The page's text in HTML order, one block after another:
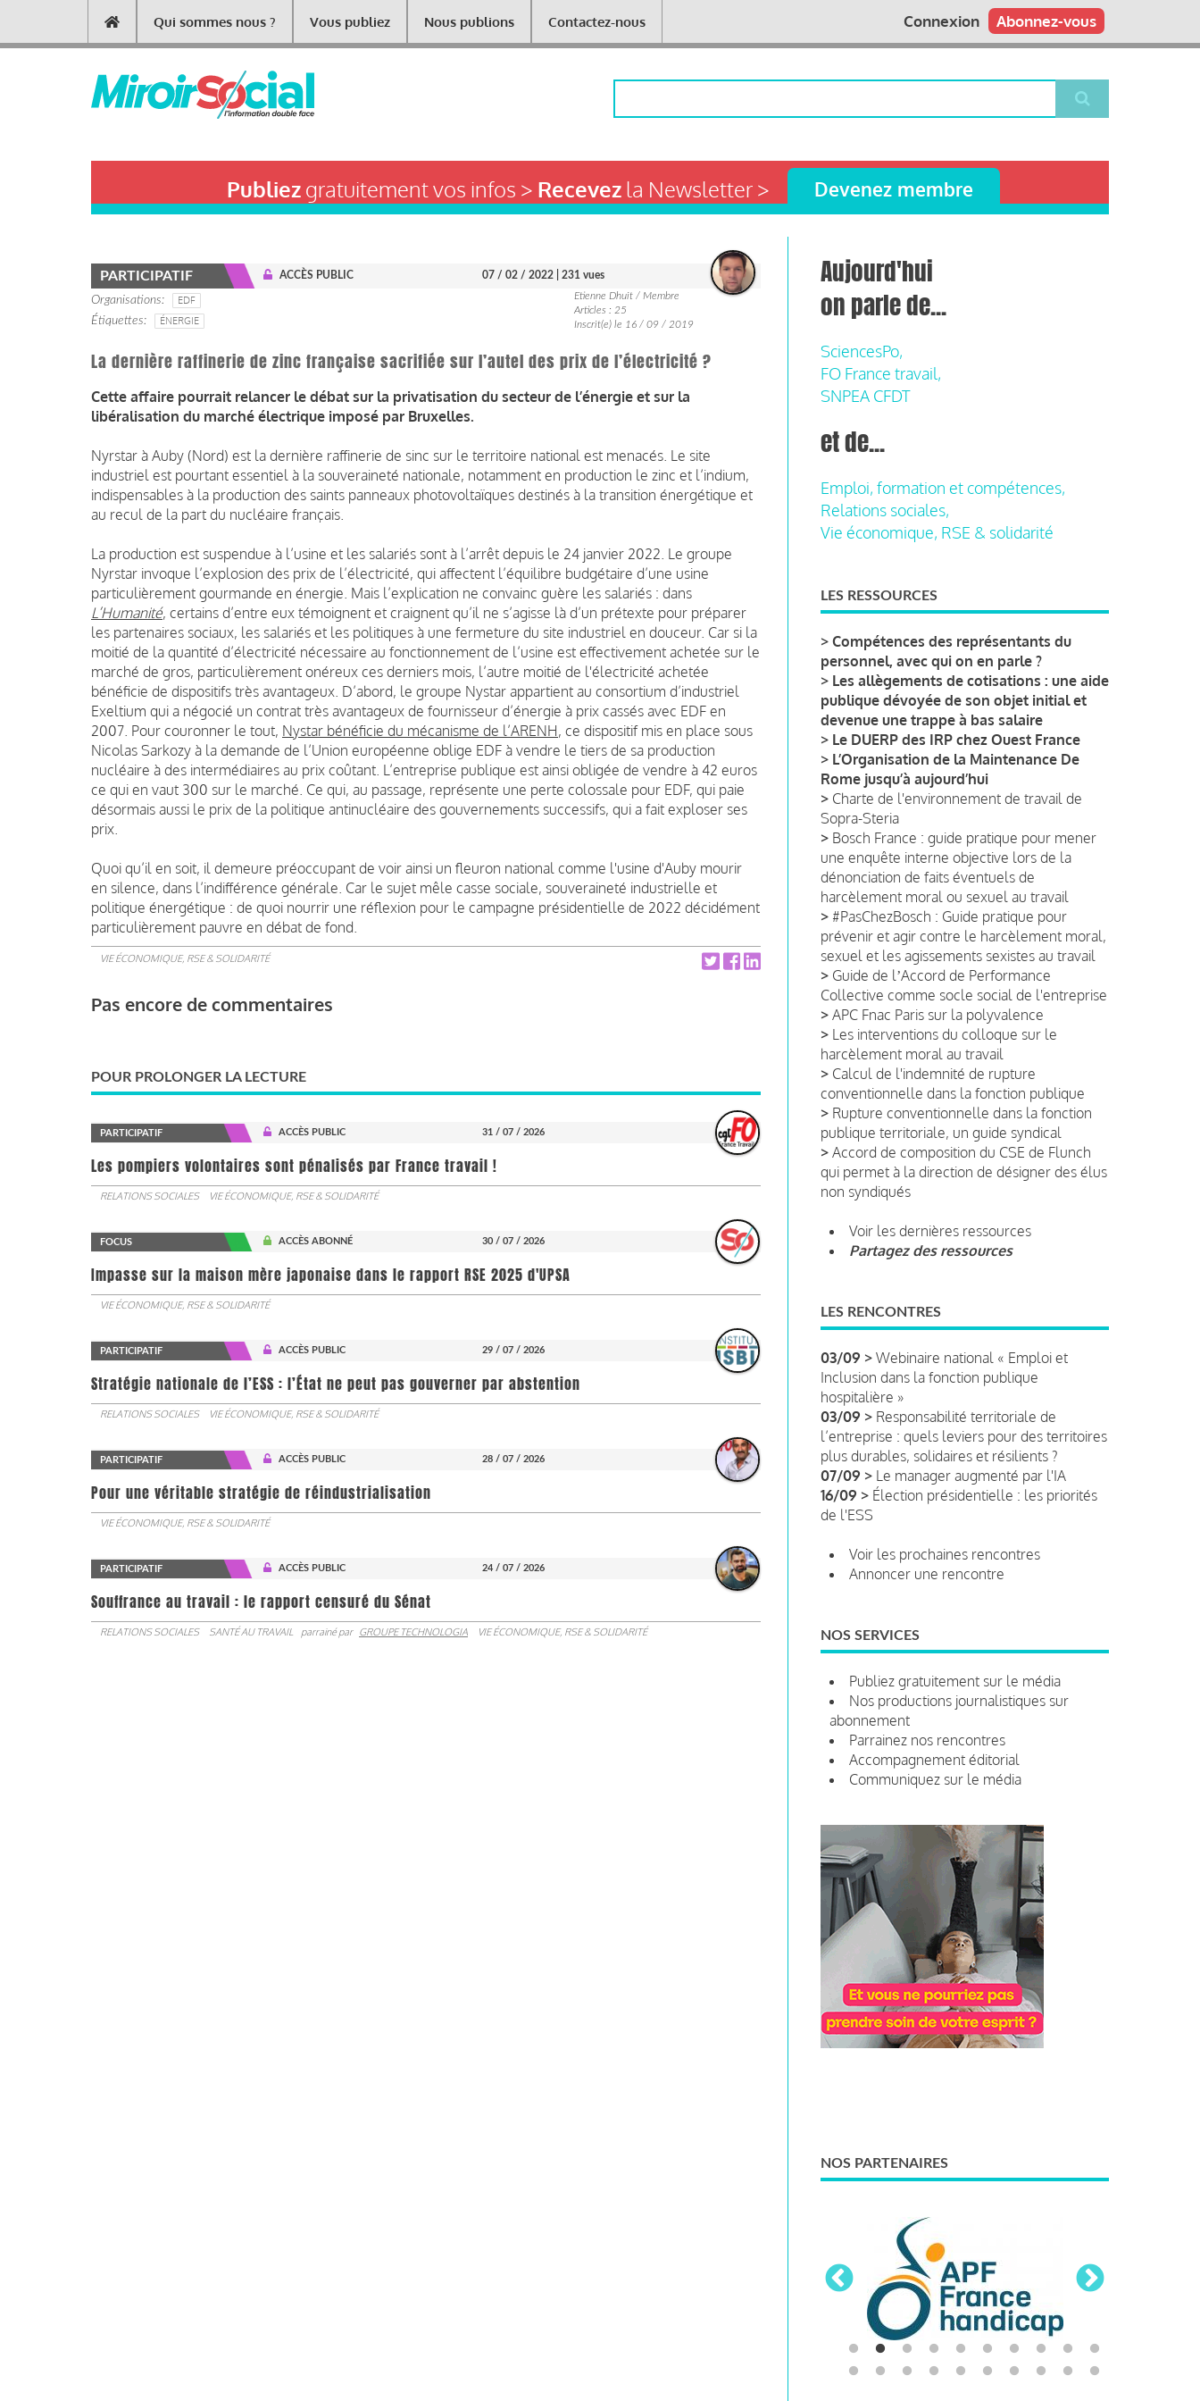
contenu
Main
navigation
Qui sommes nous ? Vous publiez Nous publions Contactez-nous Abonnez-vous
Connexion
Publiezgratuitement vos infos > Recevezla Newsletter > Devenez membre
PARTICIPATIF ACCÈS PUBLIC 07 / 02 / 2022 | 231 vues
Organisations
EDF
Étiquettes
ÉNERGIE
Etienne Dhuit / Membre
Articles : 25
Inscrit(e) le 16 / 09 / 2019
La dernière raffinerie de zinc française sacrifiée sur l’autel des prix de l’électricité ?
Cette affaire pourrait relancer le débat sur la privatisation du secteur de l’énergie et sur la
libéralisation du marché électrique imposé par Bruxelles.
Nyrstar à Auby (Nord) est la dernière raffinerie de sinc sur le territoire national est menacés. Le site
industriel est pourtant essentiel à la souveraineté nationale, notamment en production le zinc et l’indium,
indispensables à la production des saints panneaux photovoltaïques destinés à la transition énergétique et
au recul de la part du nucléaire français.
La production est suspendue à l’usine et les salariés sont à l’arrêt depuis le 24 janvier 2022. Le groupe
Nyrstar invoque l’explosion des prix de l’électricité, qui affectent l’équilibre budgétaire d’une usine
particulièrement gourmande en énergie. Mais l’explication ne convainc guère les salariés : dans
L’Humanité, certains d’entre eux témoignent et craignent qu’il ne s’agisse là d’un prétexte pour préparer
les partenaires sociaux, les salariés et les politiques à une fermeture du site industriel en douceur. Car si la
moitié de la quantité d’électricité nécessaire au fonctionnement de l’usine est effectivement achetée sur le
marché de gros, particulièrement onéreux ces derniers mois, l’autre moitié de l'électricité achetée
bénéficie de dispositifs très avantageux. D’abord, le groupe Nystar appartient au consortium d’industriel
Exeltium qui a négocié un contrat très avantageux de fournisseur d’énergie à prix cassés avec EDF en
2007. Pour couronner le tout, Nystar bénéficie du mécanisme de l’ARENH, ce dispositif mis en place sous
Nicolas Sarkozy à la demande de l’Union européenne oblige EDF à vendre le tiers de sa production
nucléaire à des intermédiaires au prix coûtant. L’entreprise publique est ainsi obligée de vendre à 42 euros
ce qui en vaut 300 sur le marché. Ce qui, au passage, représente une perte colossale pour EDF, qui paie
désormais aussi le prix de la politique antinucléaire des gouvernements successifs, qui a fait exploser ses
prix.
Quoi qu’il en soit, il demeure préoccupant de voir ainsi un fleuron national comme l'usine d'Auby mourir
en silence, dans l’indifférence générale. Car le sujet mêle casse sociale, souveraineté industrielle et
politique énergétique : de quoi nourrir une réflexion pour le campagne présidentielle de 2022 décidément
particulièrement pauvre en débat de fond.
VIE ÉCONOMIQUE, RSE & SOLIDARITÉ
Pas encore de commentaires
POUR PROLONGER LA LECTURE
PARTICIPATIF ACCÈS PUBLIC 31 / 07 / 2026
Les pompiers volontaires sont pénalisés par France travail !
RELATIONS SOCIALES VIE ÉCONOMIQUE, RSE & SOLIDARITÉ
FOCUS ACCÈS ABONNÉ 30 / 07 / 2026
Impasse sur la maison mère japonaise dans le rapport RSE 2025 d'UPSA
VIE ÉCONOMIQUE, RSE & SOLIDARITÉ
PARTICIPATIF ACCÈS PUBLIC 29 / 07 / 2026
Stratégie nationale de l’ESS : l’État ne peut pas gouverner par abstention
RELATIONS SOCIALES VIE ÉCONOMIQUE, RSE & SOLIDARITÉ
PARTICIPATIF ACCÈS PUBLIC 28 / 07 / 2026
Pour une véritable stratégie de réindustrialisation
VIE ÉCONOMIQUE, RSE & SOLIDARITÉ
PARTICIPATIF ACCÈS PUBLIC 24 / 07 / 2026
Souffrance au travail : le rapport censuré du Sénat
RELATIONS SOCIALES SANTÉ AU TRAVAIL parrainé par GROUPE TECHNOLOGIA VIE ÉCONOMIQUE, RSE & SOLIDARITÉ
Aujourd'hui
on parle de...
SciencesPo,
FO France travail,
SNPEA CFDT
et de...
Emploi, formation et compétences,
Relations sociales,
Vie économique, RSE & solidarité
LES RESSOURCES
> Compétences des représentants du
personnel, avec qui on en parle ?
> Les allègements de cotisations : une aide
publique dévoyée de son objet initial et
devenue une trappe à bas salaire
> Le DUERP des IRP chez Ouest France
> L’Organisation de la Maintenance De
Rome jusqu’à aujourd’hui
> Charte de l'environnement de travail de
Sopra-Steria
> Bosch France : guide pratique pour mener
une enquête interne objective lors de la
dénonciation de faits éventuels de
harcèlement moral ou sexuel au travail
> #PasChezBosch : Guide pratique pour
prévenir et agir contre le harcèlement moral,
sexuel et les agissements sexistes au travail
> Guide de lʼAccord de Performance
Collective comme socle social de l'entreprise
> APC Fnac Paris sur la polyvalence
> Les interventions du colloque sur le
harcèlement moral au travail
> Calcul de l'indemnité de rupture
conventionnelle dans la fonction publique
> Rupture conventionnelle dans la fonction
publique territoriale, un guide syndical
> Accord de composition du CSE de Flunch
qui permet à la direction de désigner des élus
non syndiqués
Voir les dernières ressources
Partagez des ressources
LES RENCONTRES
03/09 > Webinaire national « Emploi et
Inclusion dans la fonction publique
hospitalière »
03/09 > Responsabilité territoriale de
l’entreprise : quels leviers pour des territoires
plus durables, solidaires et résilients ?
07/09 > Le manager augmenté par l'IA
16/09 > Élection présidentielle : les priorités
de l'ESS
Voir les prochaines rencontres
Annoncer une rencontre
NOS SERVICES
Publiez gratuitement sur le média
Nos productions journalistiques sur
abonnement
Parrainez nos rencontres
Accompagnement éditorial
Communiquez sur le média
NOS PARTENAIRES